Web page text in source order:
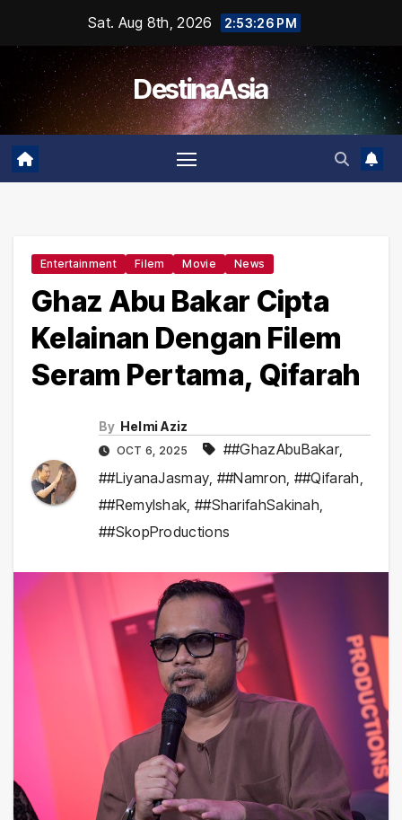
content
Sat. Aug 8th, 2026 2:53:27 PM
DestinaAsia
Entertainment Filem Movie News
Ghaz Abu Bakar Cipta
Kelainan Dengan Filem
Seram Pertama, Qifarah
By Helmi Aziz
OCT 6, 2025 ##GhazAbuBakar,
##LiyanaJasmay, ##Namron, ##Qifarah,
##RemyIshak, ##SharifahSakinah,
##SkopProductions